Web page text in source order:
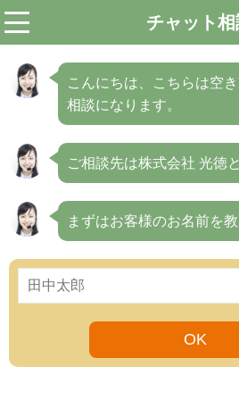
チャット
こんにちは、こちらは空
相談になります。
ご相談先は株式会社 光徳
まずはお客様のお名前を教
OK